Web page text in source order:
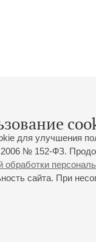
для улучшения
№ 152-ФЗ.
обработки
сайта. При